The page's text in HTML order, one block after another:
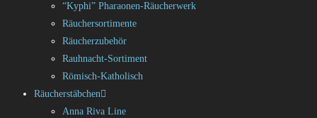
“Kyphi” Pharaonen-Räucherwerk
Räuchersortimente
Räucherzubehör
Rauhnacht-Sortiment
Römisch-Katholisch
Räucherstäbchen
Anna Riva Line